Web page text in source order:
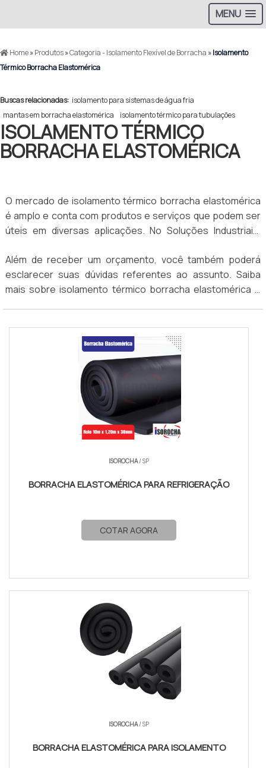
MENU
Home»Produtos»Categoria - Isolamento Flexível de Borracha »Isolamento
Térmico Borracha Elastomérica
Buscas relacionadas: isolamento para sistemas de água fria
mantas em borracha elastomérica
isolamento térmico para tubulações
ISOLAMENTO TÉRMICO
BORRACHA ELASTOMÉRICA
O mercado de isolamento térmico borracha elastomérica
é amplo e conta com produtos e serviços que podem ser
úteis em diversas aplicações. No Soluções Industriais,
mercado B2B, é possível encontrar as melhores empresas
que atuam nesse segmento.
Além de receber um orçamento, você também poderá
esclarecer suas dúvidas referentes ao assunto. Saiba
mais sobre isolamento térmico borracha elastomérica e
ISOROCHA/ SP
BORRACHA ELASTOMÉRICA PARA REFRIGERAÇÃO
COTAR AGORA
ISOROCHA/ SP
BORRACHA ELASTOMÉRICA PARA ISOLAMENTO